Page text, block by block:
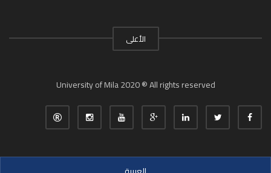
الأعلى
University of Mila 2020 ® All rights reserved